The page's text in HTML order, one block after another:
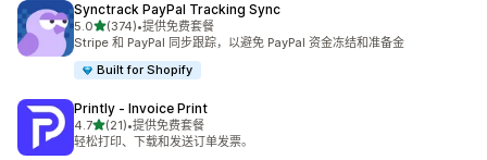
Synctrack PayPal Tracking Sync
5.0星（满分 5 星）
(374)
总共 374 条评论
•提供免费套餐
Stripe 和 PayPal 同步跟踪，以避免 PayPal 资金冻结和准备金
Built for Shopify
Printly ‑ Invoice Print
4.7星（满分 5 星）
(21)
总共 21 条评论
•提供免费套餐
轻松打印、下载和发送订单发票。